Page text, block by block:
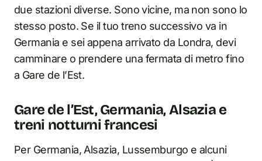
due stazioni diverse. Sono vicine, ma non sono lo
stesso posto. Se il tuo treno successivo va in
Germania e sei appena arrivato da Londra, devi
camminare o prendere una fermata di metro fino
a Gare de l’Est.
Gare de l’Est, Germania, Alsazia e
treni notturni francesi
Per Germania, Alsazia, Lussemburgo e alcuni